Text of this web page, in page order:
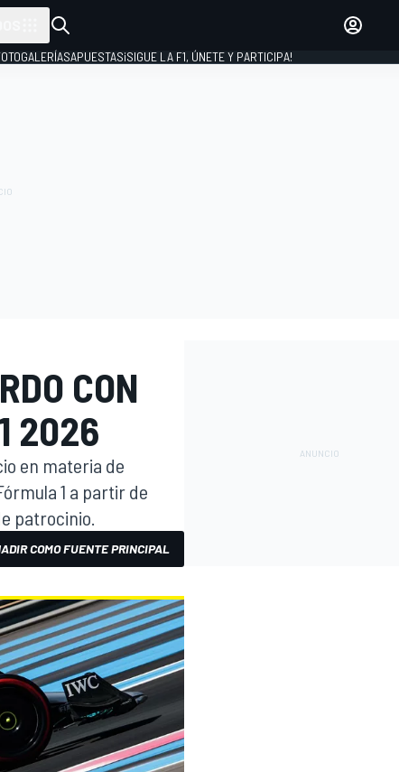
APUESTAS¡SIGUE LA F1, ÚNETE Y PARTICIPA!
CON
2026
en materia de
1 a partir de
patrocinio.
COMO FUENTE PRINCIPAL